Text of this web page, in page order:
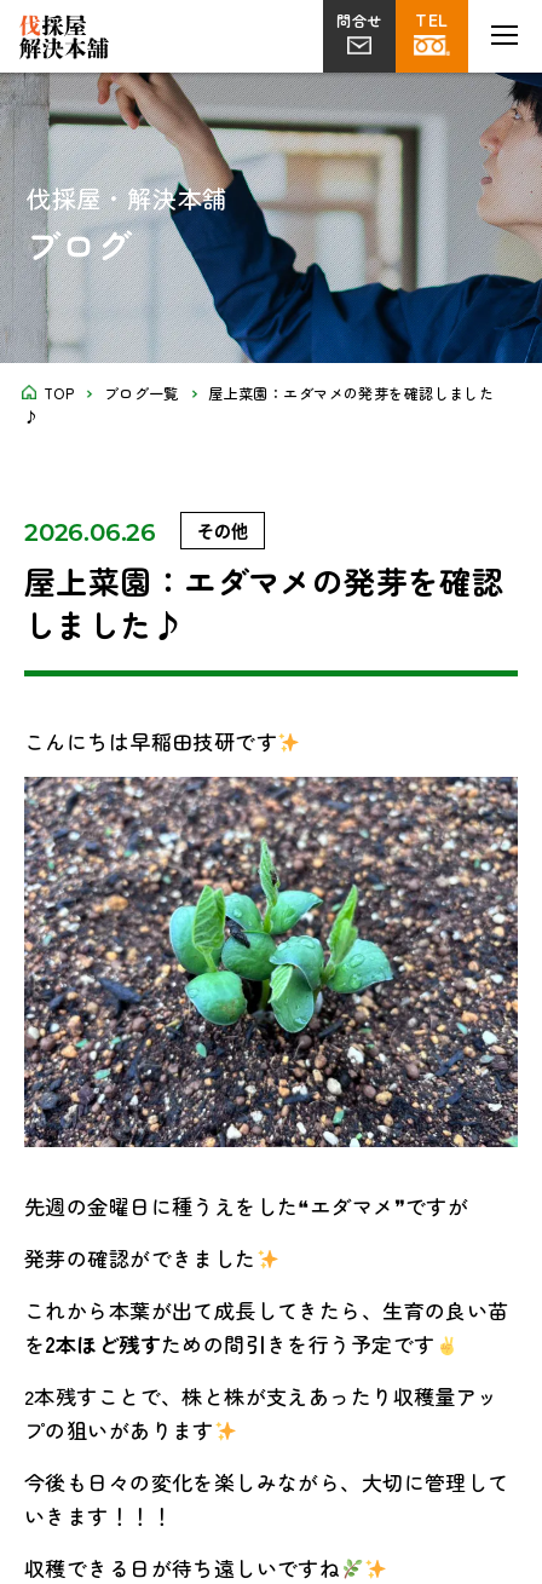
問合せ TEL
問合せ TEL
伐採屋・解決本舗
ブログ
TOP ブログ一覧
屋上菜園：エダマメの発芽を確認しました
♪
2026.06.26 その他
屋上菜園：エダマメの発芽を確認
しました♪
こんにちは早稲田技研です
先週の金曜日に種うえをした❝エダマメ❞ですが
発芽の確認ができました
これから本葉が出て成長してきたら、生育の良い苗
を2本ほど残すための間引きを行う予定です
2本残すことで、株と株が支えあったり収穫量アッ
プの狙いがあります
今後も日々の変化を楽しみながら、大切に管理して
いきます！！！
収穫できる日が待ち遠しいですね
伐採
剪定
植栽・外構
解体工事
屋上
菜園